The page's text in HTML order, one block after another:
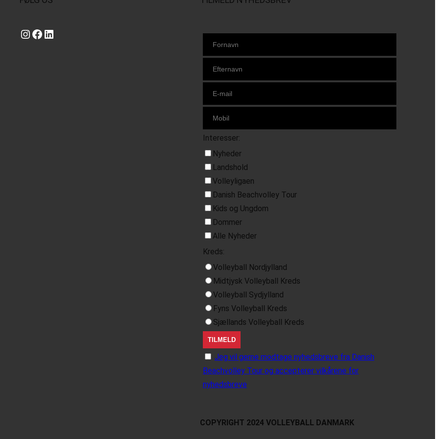
Instagram https://www.facebook.com/danishbeachvolleytour LinkedIn
Interesser:
Nyheder
Landshold
Volleyligaen
Danish Beachvolley Tour
Kids og Ungdom
Dommer
Alle Nyheder
Kreds:
Volleyball Nordjylland
Midtjysk Volleyball Kreds
Volleyball Sydjylland
Fyns Volleyball Kreds
Sjællands Volleyball Kreds
Jeg vil gerne modtage nyhedsbreve fra Danish
Beachvolley Tour og accepterer vilkårene for
nyhedsbreve
COPYRIGHT 2024 VOLLEYBALL DANMARK